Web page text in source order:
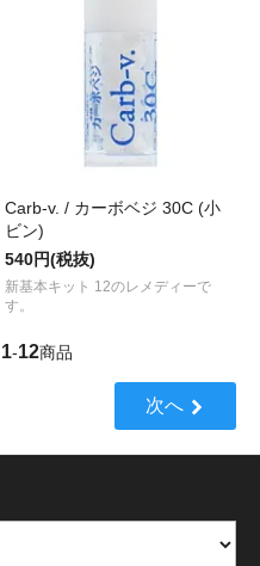
Carb-v. / カーボベジ 30C (小
ビン)
540円(税抜)
新基本キット 12のレメディーで
す。
1-12商品
次へ